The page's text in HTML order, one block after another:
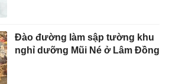
Đào đường làm sập tường khu
nghỉ dưỡng Mũi Né ở Lâm Đồng